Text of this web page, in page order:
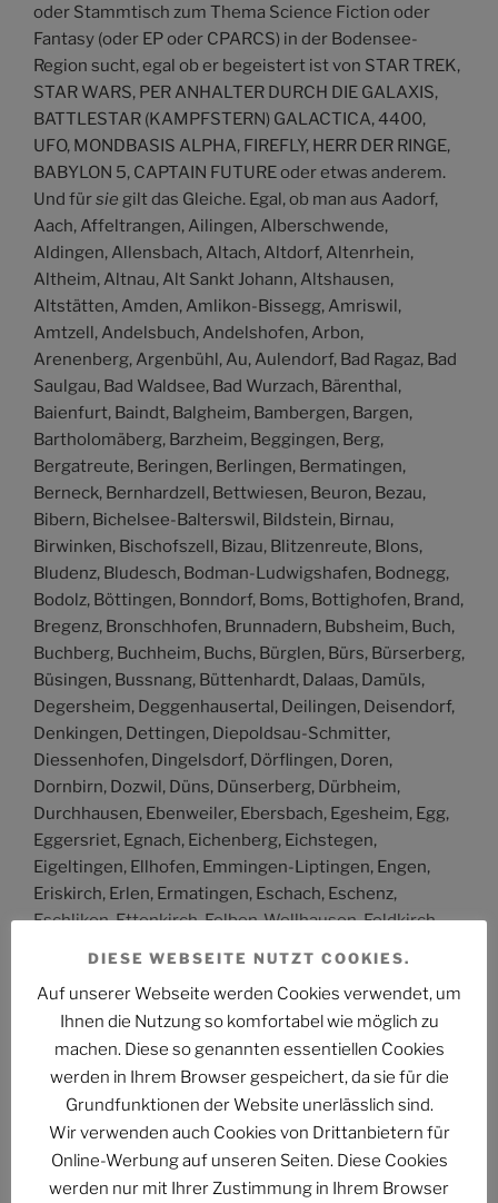
oder Stammtisch zum Thema Science Fiction oder
Fantasy (oder EP oder CPARCS) in der Bodensee-
Region sucht, egal ob er begeistert ist von STAR TREK,
STAR WARS, PER ANHALTER DURCH DIE GALAXIS,
BATTLESTAR (KAMPFSTERN) GALACTICA, 4400,
UFO, MONDBASIS ALPHA, FIREFLY, HERR DER RINGE,
BABYLON 5, CAPTAIN FUTURE oder etwas anderem.
Und fürsie gilt das Gleiche. Egal, ob man aus Aadorf,
Aach, Affeltrangen, Ailingen, Alberschwende,
Aldingen, Allensbach, Altach, Altdorf, Altenrhein,
Altheim, Altnau, Alt Sankt Johann, Altshausen,
Altstätten, Amden, Amlikon-Bissegg, Amriswil,
Amtzell, Andelsbuch, Andelshofen, Arbon,
Arenenberg, Argenbühl, Au, Aulendorf, Bad Ragaz, Bad
Saulgau, Bad Waldsee, Bad Wurzach, Bärenthal,
Baienfurt, Baindt, Balgheim, Bambergen, Bargen,
Bartholomäberg, Barzheim, Beggingen, Berg,
Bergatreute, Beringen, Berlingen, Bermatingen,
Berneck, Bernhardzell, Bettwiesen, Beuron, Bezau,
Bibern, Bichelsee-Balterswil, Bildstein, Birnau,
Birwinken, Bischofszell, Bizau, Blitzenreute, Blons,
Bludenz, Bludesch, Bodman-Ludwigshafen, Bodnegg,
Bodolz, Böttingen, Bonndorf, Boms, Bottighofen, Brand,
Bregenz, Bronschhofen, Brunnadern, Bubsheim, Buch,
Buchberg, Buchheim, Buchs, Bürglen, Bürs, Bürserberg,
Büsingen, Bussnang, Büttenhardt, Dalaas, Damüls,
Degersheim, Deggenhausertal, Deilingen, Deisendorf,
Denkingen, Dettingen, Diepoldsau-Schmitter,
Diessenhofen, Dingelsdorf, Dörflingen, Doren,
Dornbirn, Dozwil, Düns, Dünserberg, Dürbheim,
Durchhausen, Ebenweiler, Ebersbach, Egesheim, Egg,
Eggersriet, Egnach, Eichenberg, Eichstegen,
Eigeltingen, Ellhofen, Emmingen-Liptingen, Engen,
Eriskirch, Erlen, Ermatingen, Eschach, Eschenz,
Eschlikon, Ettenkirch, Felben-Wellhausen, Feldkirch,
Fridingen an der Donau, Friedrichshafen, Frittlingen,
Fronhofen, Fronreute, Fußach, Gachnang, Gächlingen,
Gaienhofen, Gailingen, Gaiserwald, Gaißau, Gantschier,
Gaschurn, Geisingen, Göfis, Götzis, Goldach,
Gommiswald, Gosheim, Gossau, Gottlieben,
Gottmadingen, Grabs, Grünenbach, Grünkraut,
Güttingen, Guggenhausen, Gunningen, Guntmadingen,
Häggenschwil, Hagnau, Hallau, Hard, Hauptwil-
DIESE WEBSEITE NUTZT COOKIES.
Auf unserer Webseite werden Cookies verwendet, um
Ihnen die Nutzung so komfortabel wie möglich zu
machen. Diese so genannten essentiellen Cookies
werden in Ihrem Browser gespeichert, da sie für die
Grundfunktionen der Website unerlässlich sind.
Wir verwenden auch Cookies von Drittanbietern für
Online-Werbung auf unseren Seiten. Diese Cookies
werden nur mit Ihrer Zustimmung in Ihrem Browser